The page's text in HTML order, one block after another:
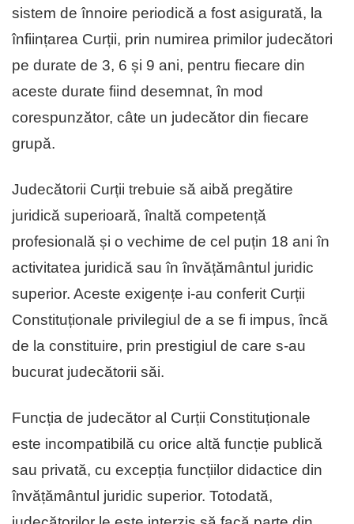
sistem de înnoire periodică a fost asigurată, la
înființarea Curții, prin numirea primilor judecători
pe durate de 3, 6 și 9 ani, pentru fiecare din
aceste durate fiind desemnat, în mod
corespunzător, câte un judecător din fiecare
grupă.
Judecătorii Curții trebuie să aibă pregătire
juridică superioară, înaltă competență
profesională și o vechime de cel puțin 18 ani în
activitatea juridică sau în învățământul juridic
superior. Aceste exigențe i-au conferit Curții
Constituționale privilegiul de a se fi impus, încă
de la constituire, prin prestigiul de care s-au
bucurat judecătorii săi.
Funcția de judecător al Curții Constituționale
este incompatibilă cu orice altă funcție publică
sau privată, cu excepția funcțiilor didactice din
învățământul juridic superior. Totodată,